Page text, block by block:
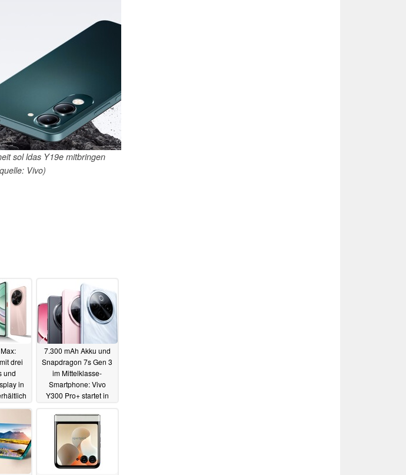
sol ldas Y19e mitbringen
Vivo)
drei
und
in
7.300 mAh Akku und
Snapdragon 7s Gen 3
im Mittelklasse-
Smartphone: Vivo
Y300 Pro+ startet in
25.03.2025